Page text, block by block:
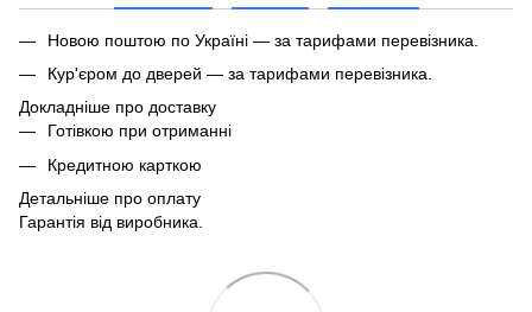
Новою поштою по Україні — за тарифами перевізника.
Кур'єром до дверей — за тарифами перевізника.
Докладніше про доставку
Готівкою при отриманні
Кредитною карткою
Детальніше про оплату
Гарантія від виробника.